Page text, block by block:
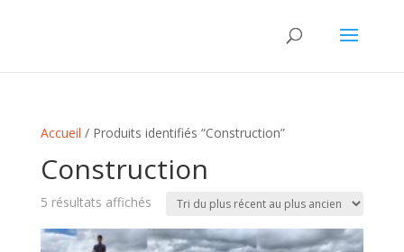
Accueil / Produits identifiés “Construction”
Construction
5 résultats affichésTrié
plus